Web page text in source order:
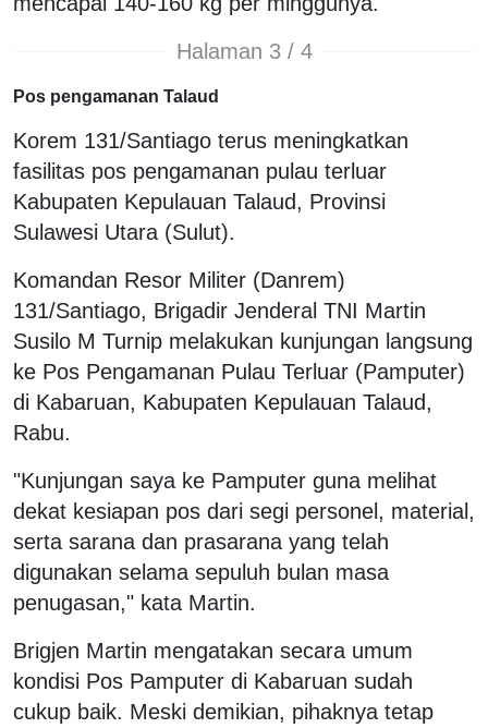
Halaman 3 / 4
Pos pengamanan Talaud
Korem 131/Santiago terus meningkatkan
fasilitas pos pengamanan pulau terluar
Kabupaten Kepulauan Talaud, Provinsi
Sulawesi Utara (Sulut).
Komandan Resor Militer (Danrem)
131/Santiago, Brigadir Jenderal TNI Martin
Susilo M Turnip melakukan kunjungan langsung
ke Pos Pengamanan Pulau Terluar (Pamputer)
di Kabaruan, Kabupaten Kepulauan Talaud,
Rabu.
"Kunjungan saya ke Pamputer guna melihat
dekat kesiapan pos dari segi personel, material,
serta sarana dan prasarana yang telah
digunakan selama sepuluh bulan masa
penugasan," kata Martin.
Brigjen Martin mengatakan secara umum
kondisi Pos Pamputer di Kabaruan sudah
cukup baik. Meski demikian, pihaknya tetap